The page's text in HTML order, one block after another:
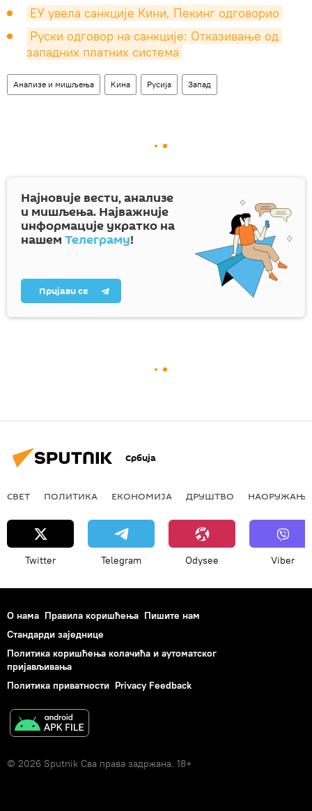
ЕУ увела санкције Кини, Пекинг одговорио
Руски одговор на санкције: Отказивање од
западних платних система
Анализе и мишљења Кина Русија Запад
Најновије вести, анализе
и мишљења. Најважније
информације укратко на
нашем Телеграму!
Пријави се
Србија
СВЕТ ПОЛИТИКА ЕКОНОМИЈА ДРУШТВО НАОРУЖАЊЕ
Twitter Telegram Odysee Viber
О нама Правила коришћења Пишите нам
Стандарди заједнице
Политика коришћења колачића и аутоматског
пријављивања
Политика приватности Privacy Feedback
© 2026 Sputnik Сва права задржана. 18+